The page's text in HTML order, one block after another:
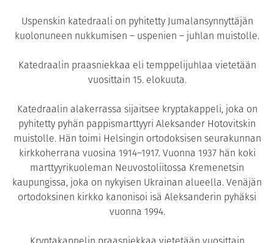
Uspenskin katedraali on pyhitetty Jumalansynnyttäjän
kuolonuneen nukkumisen – uspenien – juhlan muistolle.
Katedraalin praasniekkaa eli temppelijuhlaa vietetään
vuosittain 15. elokuuta.
Katedraalin alakerrassa sijaitsee kryptakappeli, joka on
pyhitetty pyhän pappismarttyyri Aleksander Hotovitskin
muistolle. Hän toimi Helsingin ortodoksisen seurakunnan
kirkkoherrana vuosina 1914–1917. Vuonna 1937 hän koki
marttyyrikuoleman Neuvostoliitossa Kremenetsin
kaupungissa, joka on nykyisen Ukrainan alueella. Venäjän
ortodoksinen kirkko kanonisoi isä Aleksanderin pyhäksi
vuonna 1994.